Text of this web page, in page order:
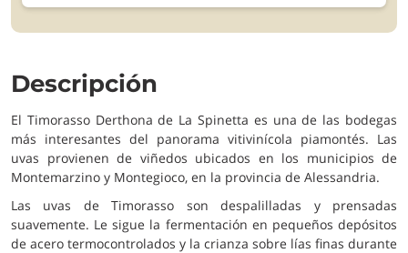
Descripción
El Timorasso Derthona de La Spinetta es una de las bodegas
más interesantes del panorama vitivinícola piamontés. Las
uvas provienen de viñedos ubicados en los municipios de
Montemarzino y Montegioco, en la provincia de Alessandria.
Las uvas de Timorasso son despalilladas y prensadas
suavemente. Le sigue la fermentación en pequeños depósitos
de acero termocontrolados y la crianza sobre lías finas durante